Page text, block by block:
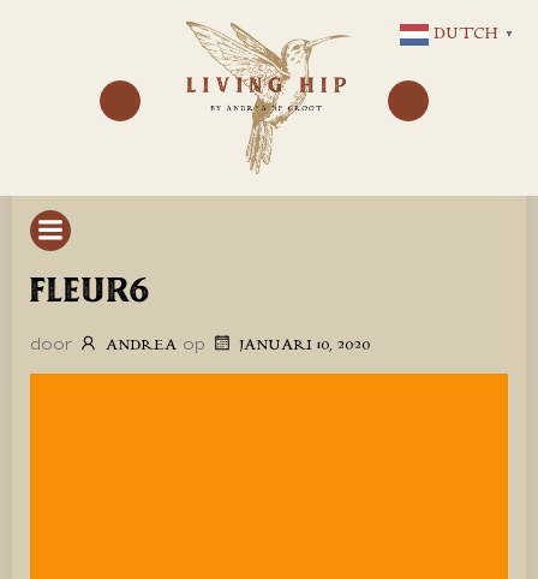
NAAR
DE
INHOUD
FLEUR6
door ANDREA op JANUARI 10, 2020
DUTCH ▼